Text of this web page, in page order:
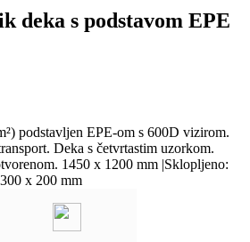
deka s podstavom EPE
podstavljen EPE-om s 600D vizirom.
Deka s četvrtastim uzorkom.
1450 x 1200 mm |Sklopljeno:
x 200 mm